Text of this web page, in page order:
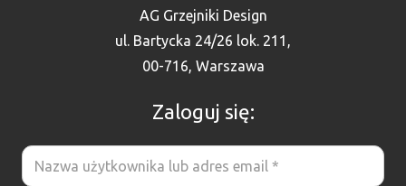
AG Grzejniki Design
ul. Bartycka 24/26 lok. 211,
00-716, Warszawa
Zaloguj się: